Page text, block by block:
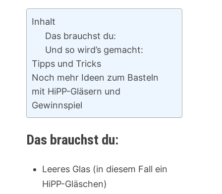
Inhalt
Das brauchst du:
Und so wird’s gemacht:
Tipps und Tricks
Noch mehr Ideen zum Basteln
mit HiPP-Gläsern und
Gewinnspiel
Das brauchst du:
Leeres Glas (in diesem Fall ein
HiPP-Gläschen)